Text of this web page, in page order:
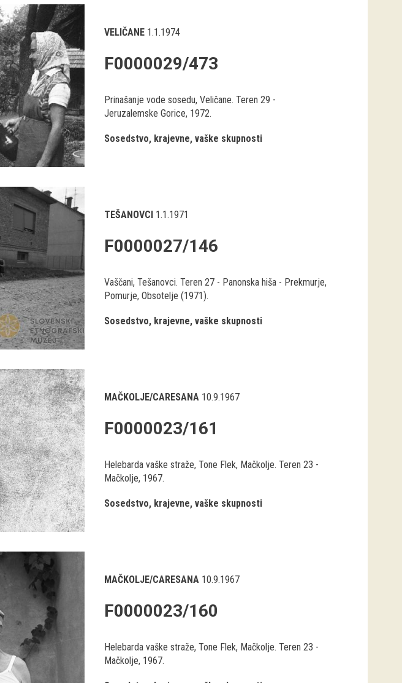
VELIČANE 1.1.1974
F0000029/473
Prinašanje vode sosedu, Veličane. Teren 29 -
Jeruzalemske Gorice, 1972.
Sosedstvo, krajevne, vaške skupnosti
TEŠANOVCI 1.1.1971
F0000027/146
Vaščani, Tešanovci. Teren 27 - Panonska hiša - Prekmurje,
Pomurje, Obsotelje (1971).
Sosedstvo, krajevne, vaške skupnosti
MAČKOLJE/CARESANA 10.9.1967
F0000023/161
Helebarda vaške straže, Tone Flek, Mačkolje. Teren 23 -
Mačkolje, 1967.
Sosedstvo, krajevne, vaške skupnosti
MAČKOLJE/CARESANA 10.9.1967
F0000023/160
Helebarda vaške straže, Tone Flek, Mačkolje. Teren 23 -
Mačkolje, 1967.